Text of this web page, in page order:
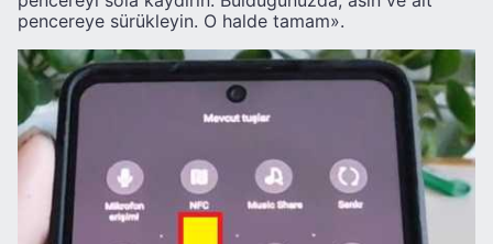
pencereye sürükleyin. O halde tamam».